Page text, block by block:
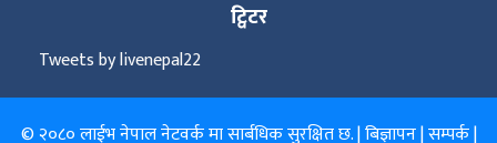
ट्विटर
Tweets by livenepal22
© २०८० लाईभ नेपाल नेटवर्क मा सार्बधिक सुरक्षित छ. |बिज्ञापन|सम्पर्क|